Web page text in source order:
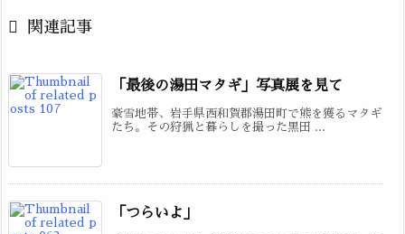
関連記事
「最後の湯田マタギ」写真展を見て
豪雪地帯、岩手県西和賀郡湯田町で熊を獲るマタギ
たち。その狩猟と暮らしを撮った黒田 ...
「つらいよ」